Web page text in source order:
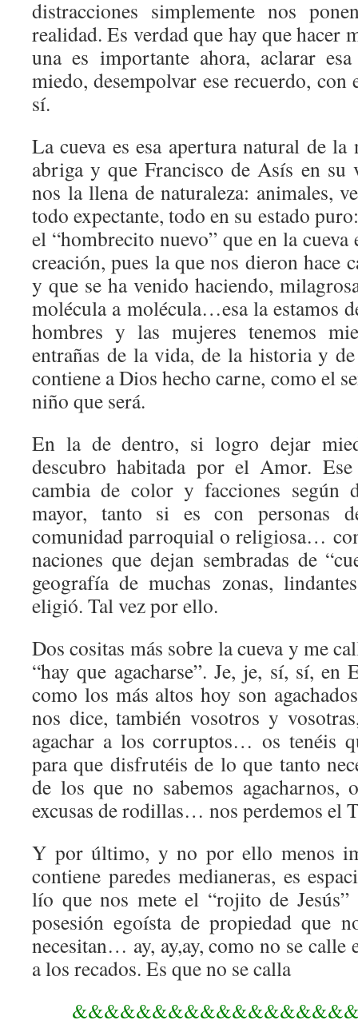
distracciones simplemente nos
realidad. Es verdad que hay que hacer
una es importante ahora, aclarar
miedo, desempolvar ese recuerdo,
sí.
La cueva es esa apertura natural de la
abriga y que Francisco de Asís en su
nos la llena de naturaleza: animales,
todo expectante, todo en su estado
el “hombrecito nuevo” que en la
creación, pues la que nos dieron hace
y que se ha venido haciendo,
molécula a molécula…esa la estamos
hombres y las mujeres tenemos
entrañas de la vida, de la historia y
contiene a Dios hecho carne, como el
niño que será.
En la de dentro, si logro dejar
descubro habitada por el Amor.
cambia de color y facciones según
mayor, tanto si es con personas
comunidad parroquial o religiosa…
naciones que dejan sembradas de
geografía de muchas zonas,
eligió. Tal vez por ello.
Dos cositas más sobre la cueva y me
“hay que agacharse”. Je, je, sí, sí, en
como los más altos hoy son
nos dice, también vosotros y
agachar a los corruptos… os tenéis
para que disfrutéis de lo que tanto
de los que no sabemos agacharnos,
excusas de rodillas… nos perdemos el
Y por último, y no por ello menos
contiene paredes medianeras, es
lío que nos mete el “rojito de Jesús”
posesión egoísta de propiedad que
necesitan… ay, ay,ay, como no se
a los recados. Es que no se calla